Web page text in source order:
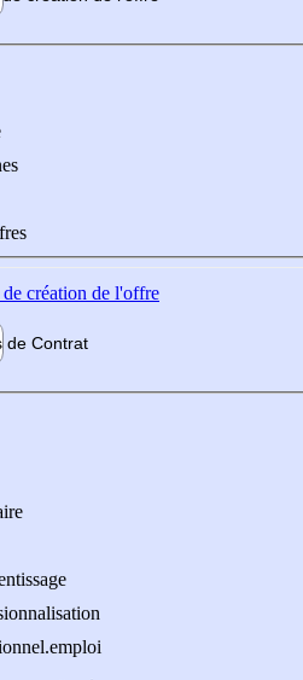
création de l'offre
de Contrat